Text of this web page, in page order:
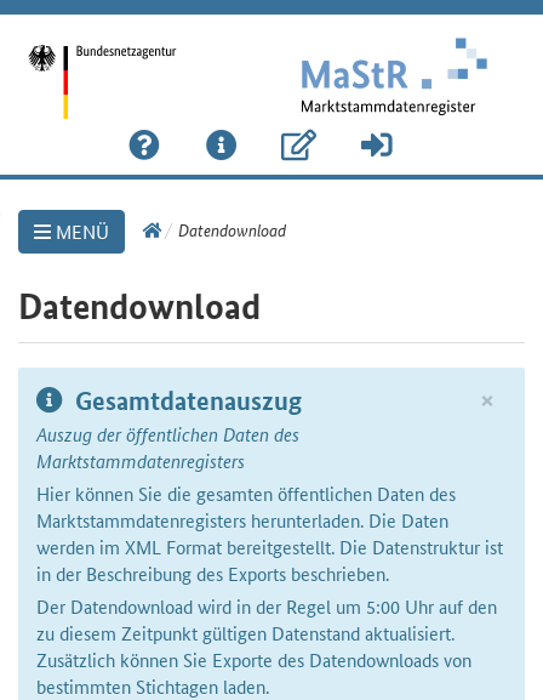
MENÜ
LinkDatendownload
Datendownload
×
Gesamtdatenauszug
Auszug der öffentlichen Daten des
Marktstammdatenregisters
Hier können Sie die gesamten öffentlichen Daten des
Marktstammdatenregisters herunterladen. Die Daten
werden im XML Format bereitgestellt. Die Datenstruktur ist
in der Beschreibung des Exports beschrieben.
Der Datendownload wird in der Regel um 5:00 Uhr auf den
zu diesem Zeitpunkt gültigen Datenstand aktualisiert.
Zusätzlich können Sie Exporte des Datendownloads von
bestimmten Stichtagen laden.